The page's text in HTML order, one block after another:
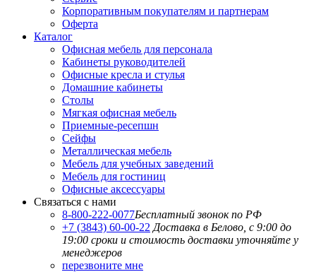
Корпоративным покупателям и партнерам
Оферта
Каталог
Офисная мебель для персонала
Кабинеты руководителей
Офисные кресла и стулья
Домашние кабинеты
Столы
Мягкая офисная мебель
Приемные-ресепшн
Сейфы
Металлическая мебель
Мебель для учебных заведений
Мебель для гостиниц
Офисные аксессуары
Связаться с нами
8-800-222-0077Бесплатный звонок по РФ
+7 (3843) 60-00-22 Доставка в Белово, с 9:00 до
19:00 сроки и стоимость доставки уточняйте у
менеджеров
перезвоните мне